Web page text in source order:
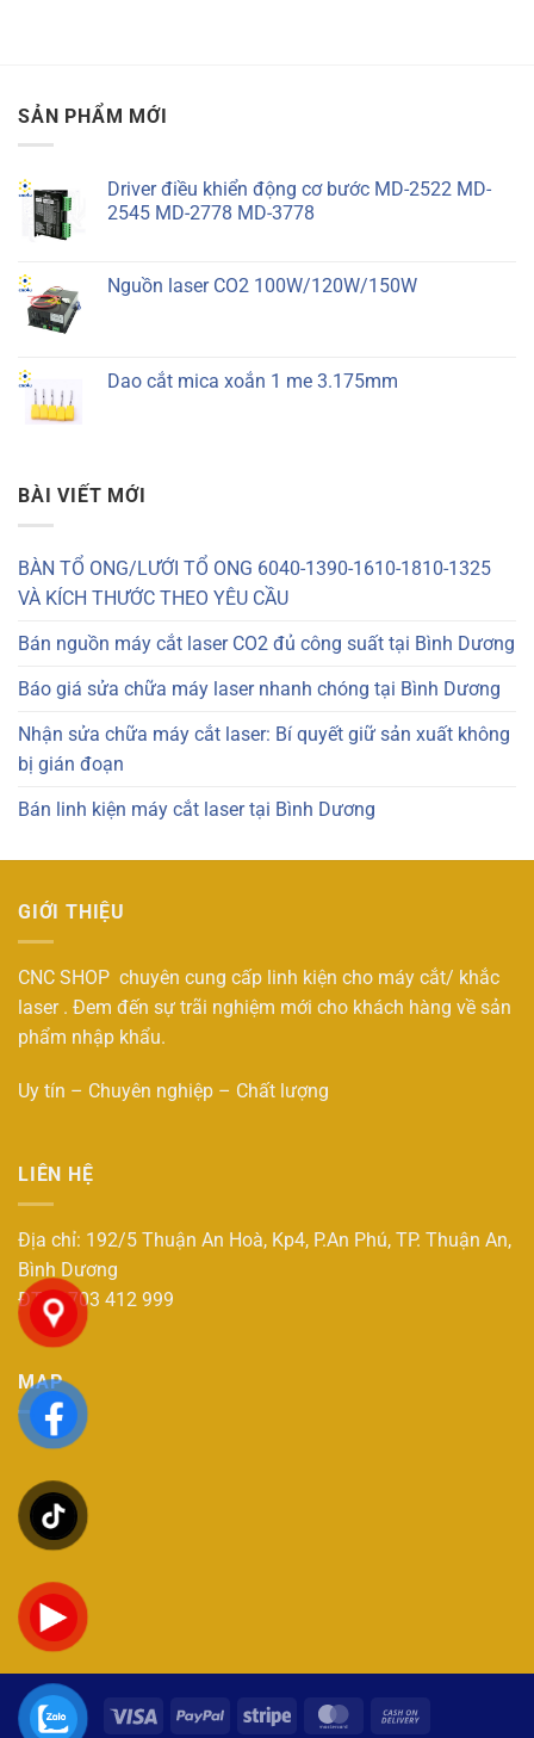
SẢN PHẨM MỚI
Driver điều khiển động cơ bước MD-2522 MD-
2545 MD-2778 MD-3778
Nguồn laser CO2 100W/120W/150W
Dao cắt mica xoắn 1 me 3.175mm
BÀI VIẾT MỚI
BÀN TỔ ONG/LƯỚI TỔ ONG 6040-1390-1610-1810-1325
VÀ KÍCH THƯỚC THEO YÊU CẦU
Bán nguồn máy cắt laser CO2 đủ công suất tại Bình Dương
Báo giá sửa chữa máy laser nhanh chóng tại Bình Dương
Nhận sửa chữa máy cắt laser: Bí quyết giữ sản xuất không
bị gián đoạn
Bán linh kiện máy cắt laser tại Bình Dương
GIỚI THIỆU
CNC SHOP chuyên cung cấp linh kiện cho máy cắt/ khắc
laser . Đem đến sự trãi nghiệm mới cho khách hàng về sản
phẩm nhập khẩu.
Uy tín – Chuyên nghiệp – Chất lượng
LIÊN HỆ
Địa chỉ: 192/5 Thuận An Hoà, Kp4, P.An Phú, TP. Thuận An,
Bình Dương
ĐT : 0703 412 999
MAP